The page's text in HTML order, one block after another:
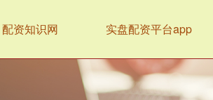
配资知识网 实盘配资平台app